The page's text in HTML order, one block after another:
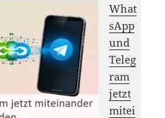
What
sApp
und
Teleg
ram
jetzt
mitei